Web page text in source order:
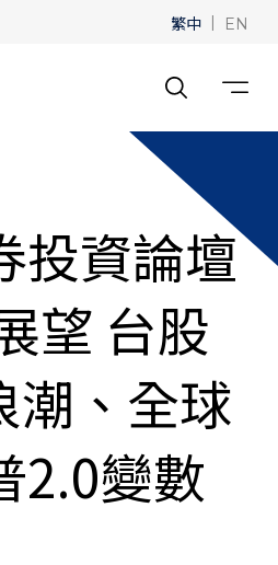
繁中 | EN
投資論壇
望 台股
潮、全球
2.0變數